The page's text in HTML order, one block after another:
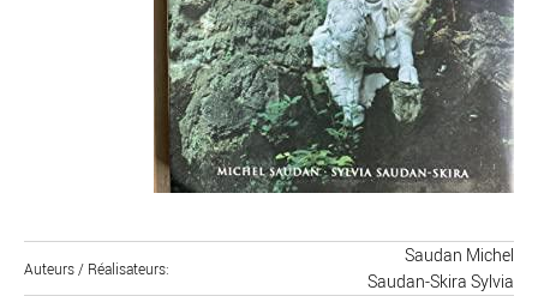
Auteurs / Réalisateurs
Saudan Michel
Saudan-Skira Sylvia